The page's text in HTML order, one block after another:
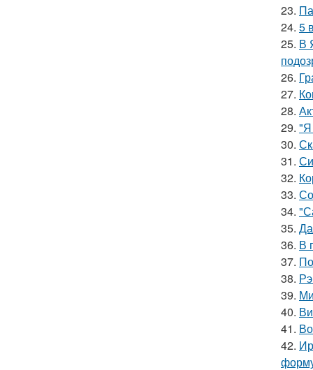
23.
24. 5
25. В
26.
27.
28.
29. "Я
30.
31.
32.
33.
34.
35.
36. В
37.
38.
39.
40.
41.
42.